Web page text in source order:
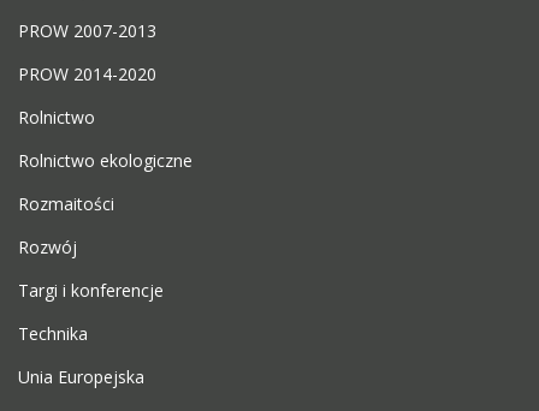
PROW 2007-2013
PROW 2014-2020
Rolnictwo
Rolnictwo ekologiczne
Rozmaitości
Rozwój
Targi i konferencje
Technika
Unia Europejska